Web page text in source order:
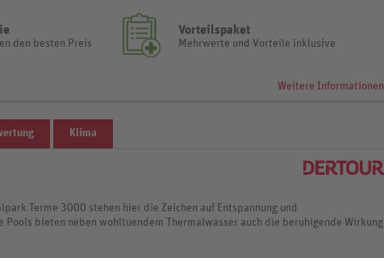
den besten Preis
Vorteilspaket
Mehrwerte und Vorteile inklusive
Weitere Informationen
Klima
Terme 3000 stehen hier die Zeichen auf Entspannung und
Pools bieten neben wohltuendem Thermalwasser auch die beruhigende Wirkung